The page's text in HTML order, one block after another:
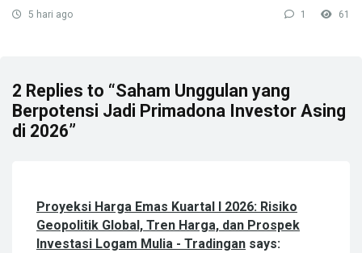
5 hari ago 1 61
2 Replies to “Saham Unggulan yang
Berpotensi Jadi Primadona Investor Asing
di 2026”
Proyeksi Harga Emas Kuartal I 2026: Risiko
Geopolitik Global, Tren Harga, dan Prospek
Investasi Logam Mulia - Tradingan says: